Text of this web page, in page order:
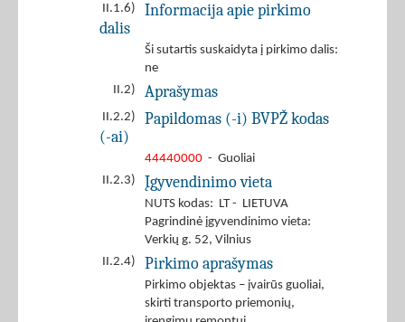
II.1.6)
Informacija apie pirkimo
dalis
Ši sutartis suskaidyta į pirkimo dalis:
ne
II.2)
Aprašymas
II.2.2)
Papildomas (-i) BVPŽ kodas
(-ai)
44440000 - Guoliai
II.2.3)
Įgyvendinimo vieta
NUTS kodas: LT - LIETUVA
Pagrindinė įgyvendinimo vieta:
Verkių g. 52, Vilnius
II.2.4)
Pirkimo aprašymas
Pirkimo objektas – įvairūs guoliai,
skirti transporto priemonių,